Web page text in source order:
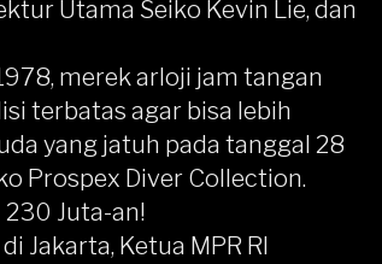
Utama Seiko Kevin Lie, dan
merek arloji jam tangan
terbatas agar bisa lebih
yang jatuh pada tanggal 28
Prospex Diver Collection.
230 Juta-an!
Jakarta, Ketua MPR RI